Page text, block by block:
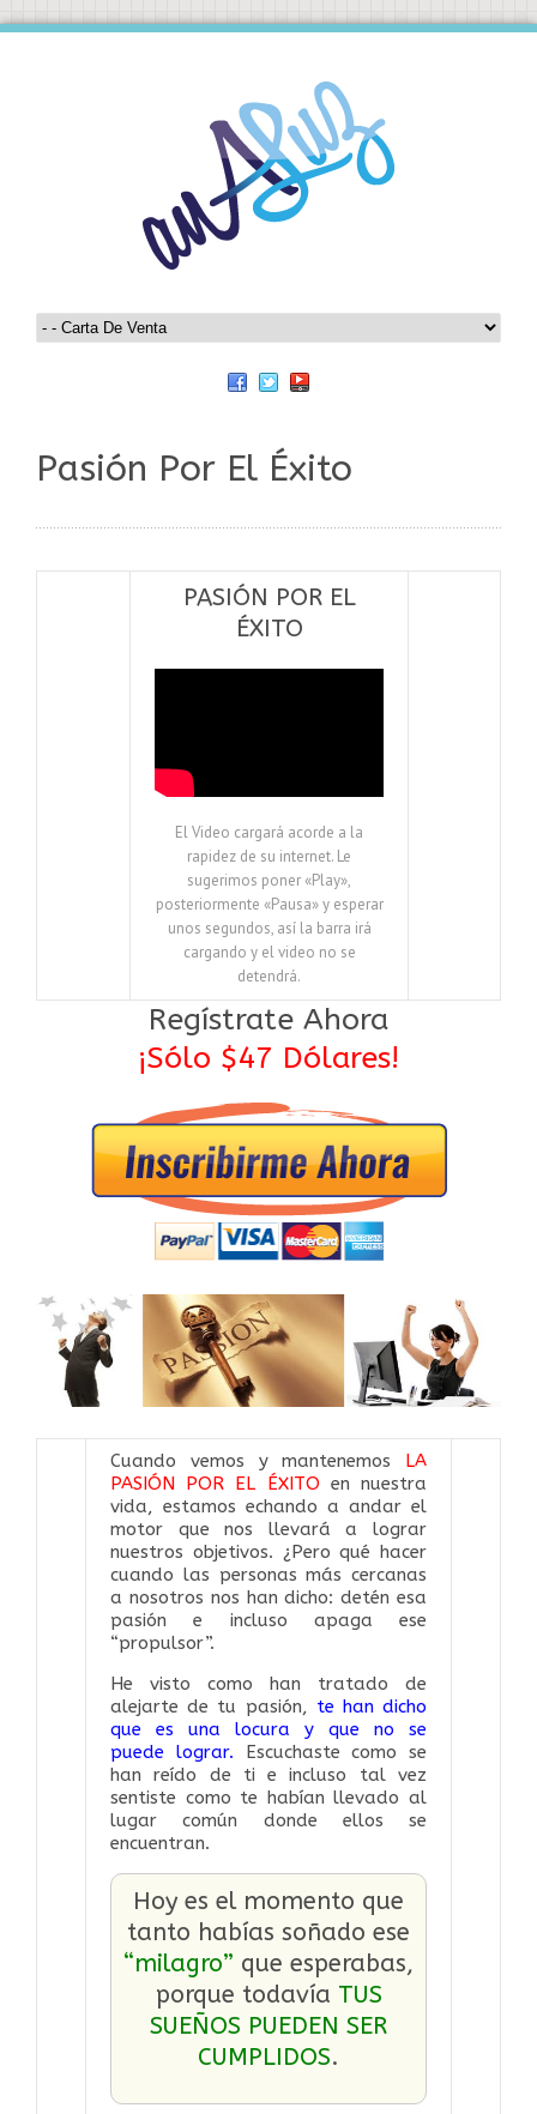
Pasión Por El Éxito
PASIÓN POR EL
ÉXITO
El Video cargará acorde a la
rapidez de su internet. Le
sugerimos poner «Play»,
posteriormente «Pausa» y esperar
unos segundos, así la barra irá
cargando y el video no se
detendrá.
Regístrate Ahora
¡Sólo $47 Dólares!
Cuando vemos y mantenemos LA
PASIÓN POR EL ÉXITO en nuestra
vida, estamos echando a andar el
motor que nos llevará a lograr
nuestros objetivos. ¿Pero qué hacer
cuando las personas más cercanas
a nosotros nos han dicho: detén esa
pasión e incluso apaga ese
“propulsor”.
He visto como han tratado de
alejarte de tu pasión, te han dicho
que es una locura y que no se
puede lograr. Escuchaste como se
han reído de ti e incluso tal vez
sentiste como te habían llevado al
lugar común donde ellos se
encuentran.
Hoy es el momento que
tanto habías soñado ese
“milagro” que esperabas,
porque todavía TUS
SUEÑOS PUEDEN SER
CUMPLIDOS.